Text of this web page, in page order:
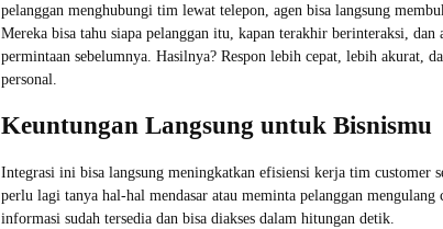
pelanggan menghubungi tim lewat telepon, agen bisa langsung
Mereka bisa tahu siapa pelanggan itu, kapan terakhir berinteraksi, dan
permintaan sebelumnya. Hasilnya? Respon lebih cepat, lebih akurat,
personal.
Keuntungan Langsung untuk Bisnismu
Integrasi ini bisa langsung meningkatkan efisiensi kerja tim customer
perlu lagi tanya hal-hal mendasar atau meminta pelanggan mengulang
informasi sudah tersedia dan bisa diakses dalam hitungan detik.